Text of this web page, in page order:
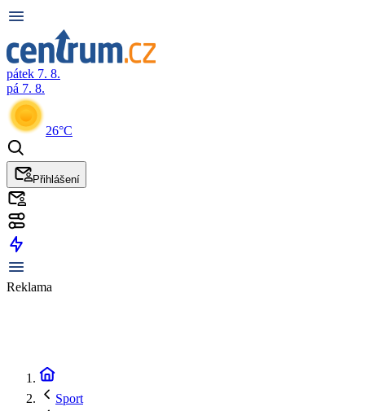
pátek 7. 8.
pá 7. 8.
26°C
Přihlášení
Reklama
Sport